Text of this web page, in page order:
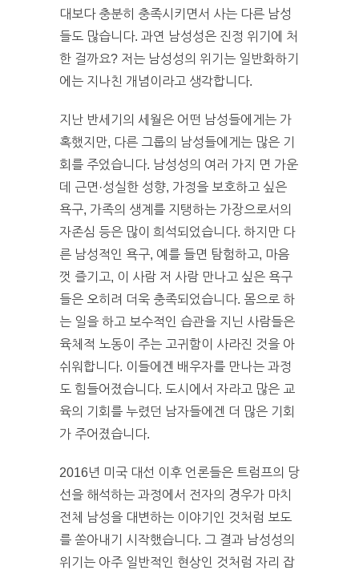
대보다 충분히 충족시키면서 사는 다른 남성
들도 많습니다. 과연 남성성은 진정 위기에 처
한 걸까요? 저는 남성성의 위기는 일반화하기
에는 지나친 개념이라고 생각합니다.
지난 반세기의 세월은 어떤 남성들에게는 가
혹했지만, 다른 그룹의 남성들에게는 많은 기
회를 주었습니다. 남성성의 여러 가지 면 가운
데 근면·성실한 성향, 가정을 보호하고 싶은
욕구, 가족의 생계를 지탱하는 가장으로서의
자존심 등은 많이 희석되었습니다. 하지만 다
른 남성적인 욕구, 예를 들면 탐험하고, 마음
껏 즐기고, 이 사람 저 사람 만나고 싶은 욕구
들은 오히려 더욱 충족되었습니다. 몸으로 하
는 일을 하고 보수적인 습관을 지닌 사람들은
육체적 노동이 주는 고귀함이 사라진 것을 아
쉬워합니다. 이들에겐 배우자를 만나는 과정
도 힘들어졌습니다. 도시에서 자라고 많은 교
육의 기회를 누렸던 남자들에겐 더 많은 기회
가 주어졌습니다.
2016년 미국 대선 이후 언론들은 트럼프의 당
선을 해석하는 과정에서 전자의 경우가 마치
전체 남성을 대변하는 이야기인 것처럼 보도
를 쏟아내기 시작했습니다. 그 결과 남성성의
위기는 아주 일반적인 현상인 것처럼 자리 잡